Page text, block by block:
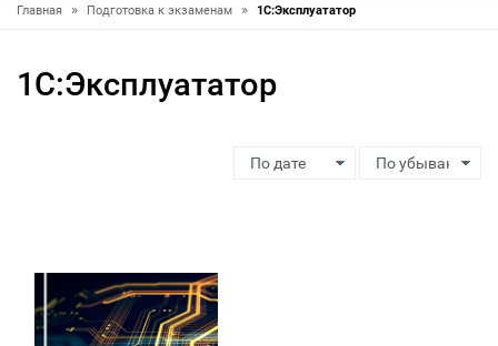
Главная » Подготовка к экзаменам » 1С:Эксплуататор
1С:Эксплуататор